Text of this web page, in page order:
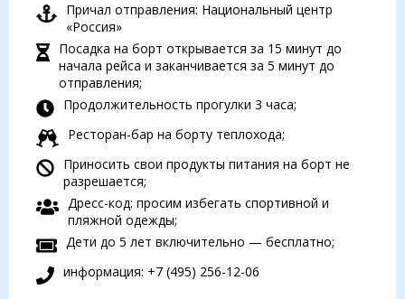
Причал отправления: Национальный центр
«Россия»
Посадка на борт открывается за 15 минут до
начала рейса и заканчивается за 5 минут до
отправления;
Продолжительность прогулки 3 часа;
Ресторан-бар на борту теплохода;
Приносить свои продукты питания на борт не
разрешается;
Дресс-код: просим избегать спортивной и
пляжной одежды;
Дети до 5 лет включительно — бесплатно;
информация: +7 (495) 256-12-06